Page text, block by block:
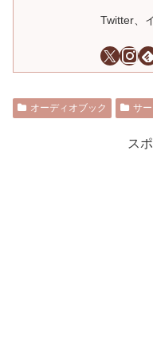
Twitter、
オーディオブック サ
ス